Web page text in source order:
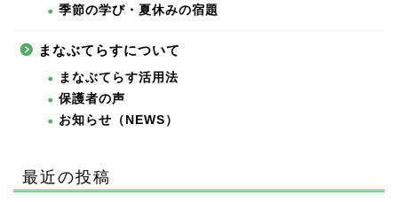
季節の学び・夏休みの宿題
まなぶてらすについて
まなぶてらす活用法
保護者の声
お知らせ（NEWS）
最近の投稿